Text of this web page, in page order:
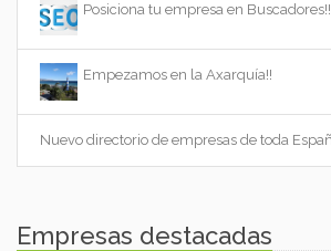
Posiciona tu empresa en Buscadores!!
Empezamos en la Axarquía!!
Empresas destacadas